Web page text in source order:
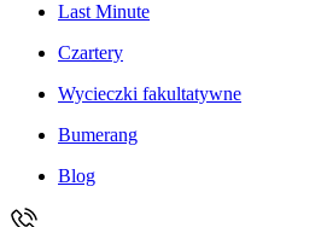
Last Minute
Czartery
Wycieczki fakultatywne
Bumerang
Blog